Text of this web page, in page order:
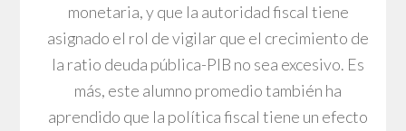
monetaria, y que la autoridad fiscal tiene
asignado el rol de vigilar que el crecimiento de
la ratio deuda pública-PIB no sea excesivo. Es
más, este alumno promedio también ha
aprendido que la política fiscal tiene un efecto